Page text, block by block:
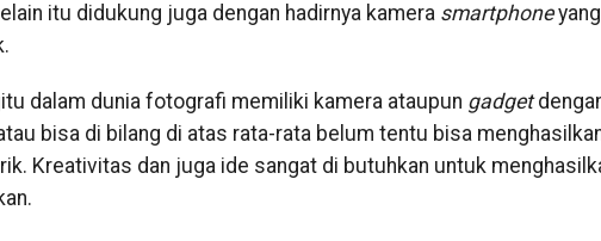
itu didukung juga dengan hadirnya kamera smartphone
dalam dunia fotografi memiliki kamera ataupun gadget
bisa di bilang di atas rata-rata belum tentu bisa
Kreativitas dan juga ide sangat di butuhkan untuk